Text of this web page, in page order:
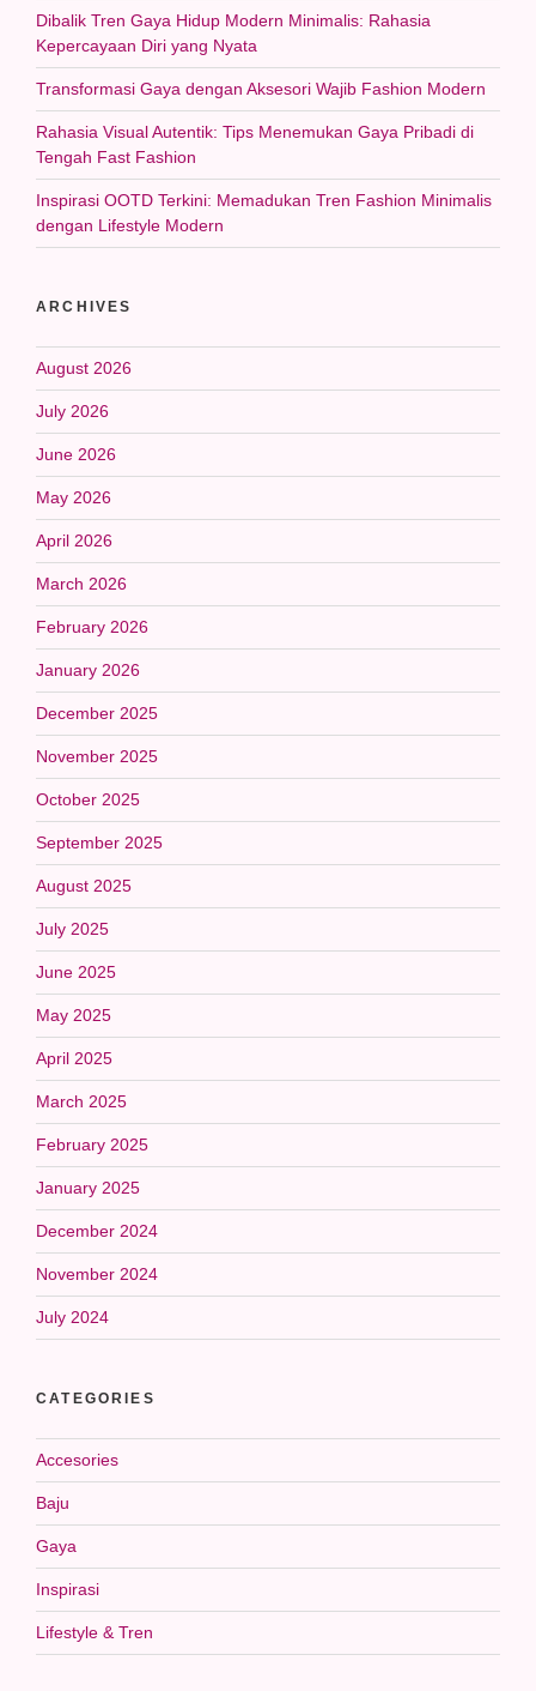
Dibalik Tren Gaya Hidup Modern Minimalis: Rahasia
Kepercayaan Diri yang Nyata
Transformasi Gaya dengan Aksesori Wajib Fashion Modern
Rahasia Visual Autentik: Tips Menemukan Gaya Pribadi di
Tengah Fast Fashion
Inspirasi OOTD Terkini: Memadukan Tren Fashion Minimalis
dengan Lifestyle Modern
ARCHIVES
August 2026
July 2026
June 2026
May 2026
April 2026
March 2026
February 2026
January 2026
December 2025
November 2025
October 2025
September 2025
August 2025
July 2025
June 2025
May 2025
April 2025
March 2025
February 2025
January 2025
December 2024
November 2024
July 2024
CATEGORIES
Accesories
Baju
Gaya
Inspirasi
Lifestyle & Tren